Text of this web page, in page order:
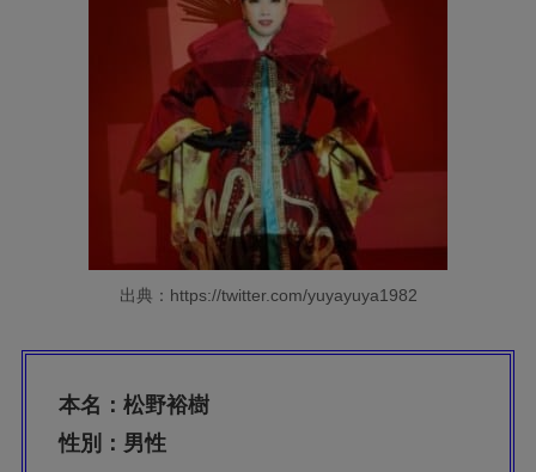
出典：https://twitter.com/yuyayuya1982
本名： 松野裕樹
性別：男性